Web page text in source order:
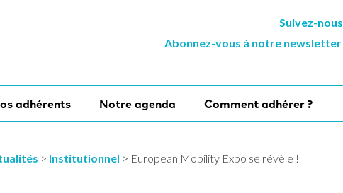
Suivez-nous
Abonnez-vous à notre newsletter
adhérents Notre agenda Comment adhérer ?
> Institutionnel > European Mobility Expo se révèle !